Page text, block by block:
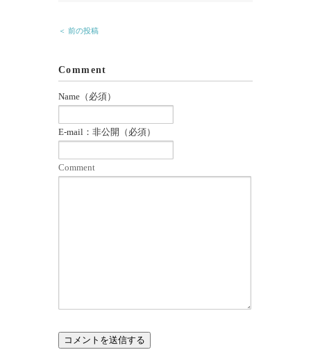
＜ 前の投稿
Comment
Name（必須）
E-mail：非公開（必須）
Comment